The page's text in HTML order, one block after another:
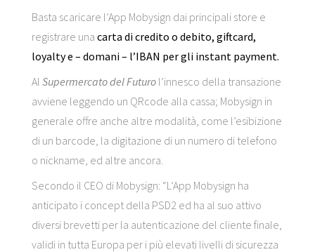
Basta scaricare l’App Mobysign dai principali store e
registrare una carta di credito o debito, giftcard,
loyalty e – domani – l’IBAN per gli instant payment.
Al Supermercato del Futurol’innesco della transazione
avviene leggendo un QRcode alla cassa; Mobysign in
generale offre anche altre modalità, come l’esibizione
di un barcode, la digitazione di un numero di telefono
o nickname, ed altre ancora.
Secondo il CEO di Mobysign: “L’App Mobysign ha
anticipato i concept della PSD2 ed ha al suo attivo
diversi brevetti per la autenticazione del cliente finale,
validi in tutta Europa per i più elevati livelli di sicurezza